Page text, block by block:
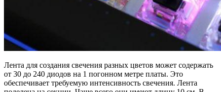
Лента для создания свечения разных цветов может содержать
от 30 до 240 диодов на 1 погонном метре платы. Это
обеспечивает требуемую интенсивность свечения. Лента